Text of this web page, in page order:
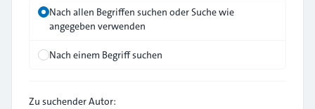
Nach allen Begriffen suchen oder Suche wie
angegeben verwenden
Nach einem Begriff suchen
Zu suchender Autor: